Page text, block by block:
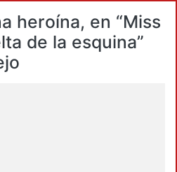
heroína, en “Miss
de la esquina”